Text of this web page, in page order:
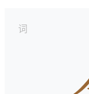
词